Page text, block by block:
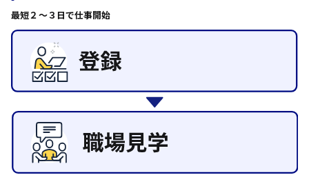
洗い場
営業
ラウンダー営業
ルート営業
その他の専門職
施設管理・整備
自動車整備士
配送・ドライバー
東広島市
安芸高田市
日給8000円～
日給9000円～
最短２〜３日で仕事開始